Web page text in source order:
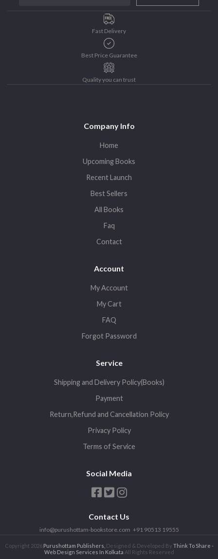
Fast Delivery
Best Price Guarantee
Quality you can trust
Company Info
Home
Upcoming Books
Recent Launch
Best Sellers
All Books
Faq
Contact
Account
My Account
My Cart
FAQ
Forgot Password
Service
Shipping and Delivery Policy(Books)
Payment
Return,Refund and Cancellation Policy
Privacy Policy
Terms of Service
Social Media
Contact Us
info@purushottam-bookstore.com +91 90513 19555
Copyright 2026, Purushottam Publishers, Designed & Developed By Think To Share -
Web Design Services In Kolkata All Rights Reserved